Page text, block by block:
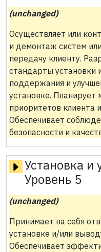
(unchanged)
Осуществляет или
и демонтаж систем
передачу клиенту.
стандарты установки
поддержания и
установке.
приоритетов клиента
Обеспечивает
безопасности и
Установка и
Уровень 5
(unchanged)
Принимает на себя
установке и/или
Обеспечивает